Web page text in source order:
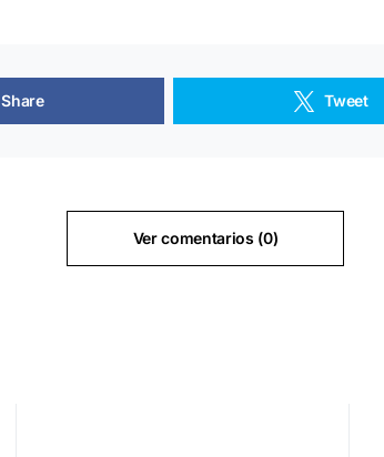
Share Tweet
Ver comentarios (0)